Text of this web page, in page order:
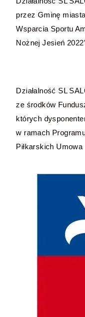
przez Gminę
Wsparcia Sportu
Nożnej Jesień
Działalność SL
ze środków
których
w ramach
Piłkarskich